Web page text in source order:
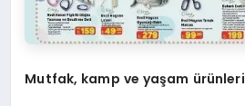
Mutfak, kamp ve yaşam ürünleri